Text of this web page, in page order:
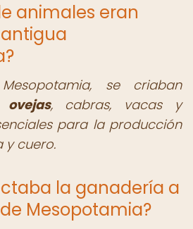
animales eran
se criaban
ovejas, cabras, vacas y
para la producción
y cuero.
la ganadería a
Mesopotamia?